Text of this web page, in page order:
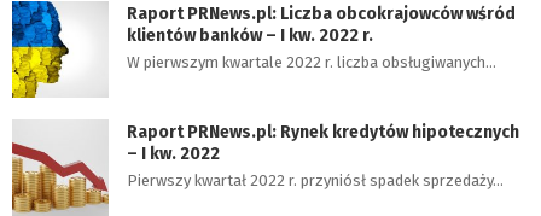
Raport PRNews.pl: Liczba obcokrajowców wśród
klientów banków – I kw. 2022 r.
W pierwszym kwartale 2022 r. liczba obsługiwanych…
Raport PRNews.pl: Rynek kredytów hipotecznych
– I kw. 2022
Pierwszy kwartał 2022 r. przyniósł spadek sprzedaży…